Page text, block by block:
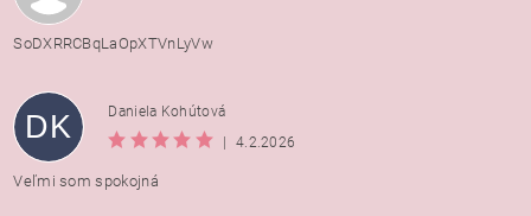
SoDXRRCBqLaOpXTVnLyVw
DK
Daniela Kohútová
4.2.2026
Veľmi som spokojná